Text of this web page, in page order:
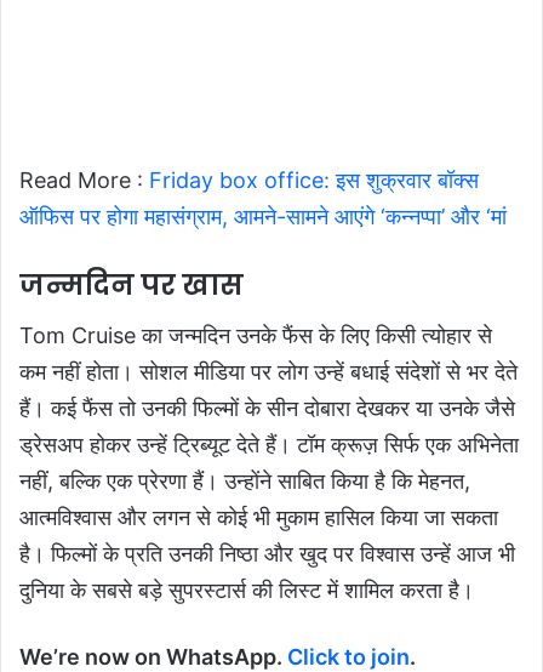
Read More : Friday box office: इस शुक्रवार बॉक्स
ऑफिस पर होगा महासंग्राम, आमने-सामने आएंगे ‘कन्नप्पा’ और ‘मां
जन्मदिन पर खास
Tom Cruise का जन्मदिन उनके फैंस के लिए किसी त्योहार से
कम नहीं होता। सोशल मीडिया पर लोग उन्हें बधाई संदेशों से भर देते
हैं। कई फैंस तो उनकी फिल्मों के सीन दोबारा देखकर या उनके जैसे
ड्रेसअप होकर उन्हें ट्रिब्यूट देते हैं। टॉम क्रूज़ सिर्फ एक अभिनेता
नहीं, बल्कि एक प्रेरणा हैं। उन्होंने साबित किया है कि मेहनत,
आत्मविश्वास और लगन से कोई भी मुकाम हासिल किया जा सकता
है। फिल्मों के प्रति उनकी निष्ठा और खुद पर विश्वास उन्हें आज भी
दुनिया के सबसे बड़े सुपरस्टार्स की लिस्ट में शामिल करता है।
We’re now on WhatsApp. Click to join.